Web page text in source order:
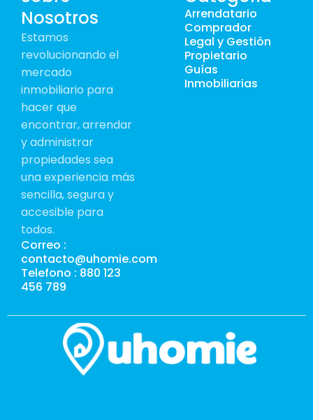
Nosotros
Estamos
revolucionando el
mercado
inmobiliario para
hacer que
encontrar, arrendar
y administrar
propiedades sea
una experiencia más
sencilla, segura y
accesible para
todos.
Correo :
contacto@uhomie.com
Telefono : 880 123
456 789
Arrendatario
Comprador
Legal y Gestión
Propietario
Guías
Inmobiliarias